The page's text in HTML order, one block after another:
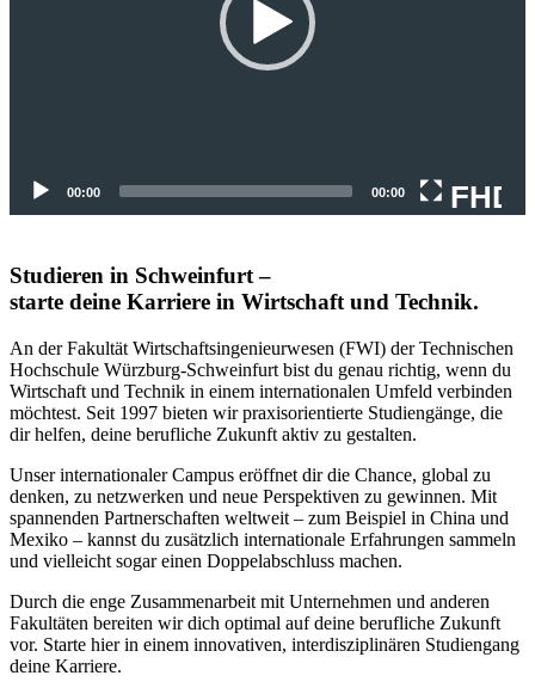
00:00 00:00 FHD
Studieren in Schweinfurt –
starte deine Karriere in Wirtschaft und Technik.
An der Fakultät Wirtschaftsingenieurwesen (FWI) der Technischen
Hochschule Würzburg-Schweinfurt bist du genau richtig, wenn du
Wirtschaft und Technik in einem internationalen Umfeld verbinden
möchtest. Seit 1997 bieten wir praxisorientierte Studiengänge, die
dir helfen, deine berufliche Zukunft aktiv zu gestalten.
Unser internationaler Campus eröffnet dir die Chance, global zu
denken, zu netzwerken und neue Perspektiven zu gewinnen. Mit
spannenden Partnerschaften weltweit – zum Beispiel in China und
Mexiko – kannst du zusätzlich internationale Erfahrungen sammeln
und vielleicht sogar einen Doppelabschluss machen.
Durch die enge Zusammenarbeit mit Unternehmen und anderen
Fakultäten bereiten wir dich optimal auf deine berufliche Zukunft
vor. Starte hier in einem innovativen, interdisziplinären Studiengang
deine Karriere.